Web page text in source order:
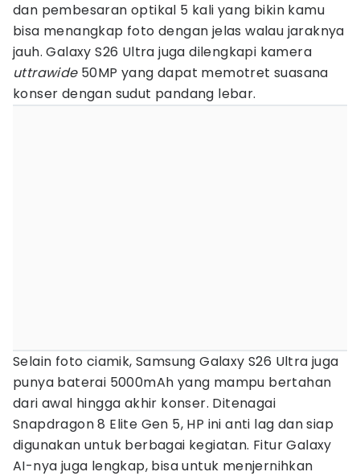
dan pembesaran optikal 5 kali yang bikin kamu
bisa menangkap foto dengan jelas walau jaraknya
jauh. Galaxy S26 Ultra juga dilengkapi kamera
uttrawide 50MP yang dapat memotret suasana
konser dengan sudut pandang lebar.
Selain foto ciamik, Samsung Galaxy S26 Ultra juga
punya baterai 5000mAh yang mampu bertahan
dari awal hingga akhir konser. Ditenagai
Snapdragon 8 Elite Gen 5, HP ini anti lag dan siap
digunakan untuk berbagai kegiatan. Fitur Galaxy
AI-nya juga lengkap, bisa untuk menjernihkan